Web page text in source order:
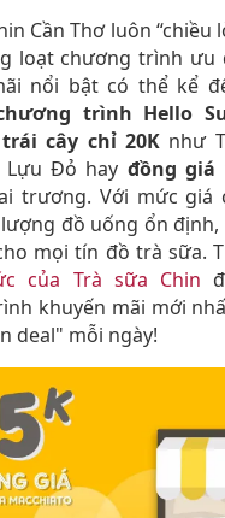
Cần Thơ luôn “chiều
loạt chương trình ưu
nổi bật có thể kể
trình Hello
cây chỉ 20K như
Lựu Đỏ hay đồng giá
trương. Với mức giá
đồ uống ổn định,
mọi tín đồ trà sữa.
của Trà sữa Chin
khuyến mãi mới
deal" mỗi ngày!